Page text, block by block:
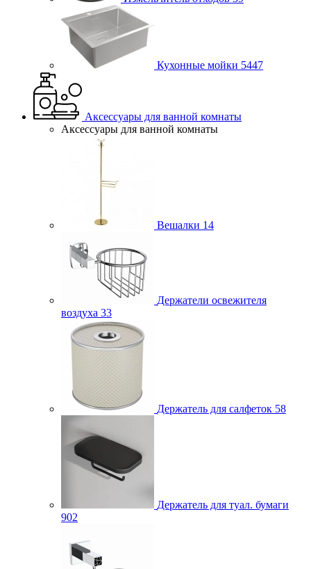
Кухонные мойки 5447
Аксессуары для ванной комнаты
Аксессуары для ванной комнаты
Вешалки 14
Держатели освежителя
воздуха 33
Держатель для салфеток 58
Держатель для туал. бумаги
902